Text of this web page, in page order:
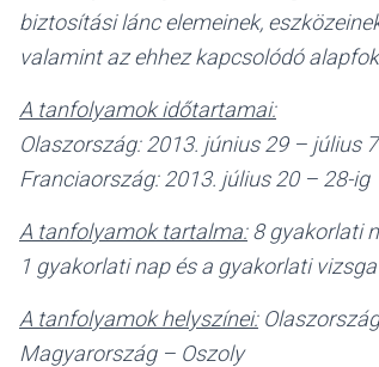
biztosítási lánc elemeinek,
valamint az ehhez kapcsolódó
A tanfolyamok időtartamai:
Olaszország: 2013. június 29 – július
Franciaország: 2013. július 20 – 28-ig
A tanfolyamok tartalma:8 gyakorlati
1 gyakorlati nap és a gyakorlati
A tanfolyamok helyszínei:
Magyarország – Oszoly